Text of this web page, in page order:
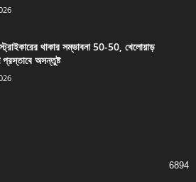
স্ট্রাইকারের থাকার সম্ভাবনা 50-50, খেলোয়াড়
প্রস্তাবে অসন্তুষ্ট
6894